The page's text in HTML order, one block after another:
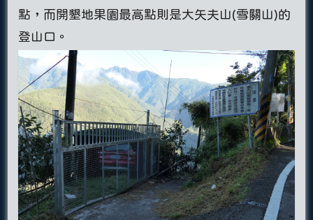
點，而開墾地果園最高點則是大矢夫山(雪關山)的
登山口。